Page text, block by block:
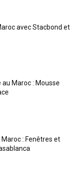
avec Stacbond et
Maroc : Mousse
: Fenêtres et